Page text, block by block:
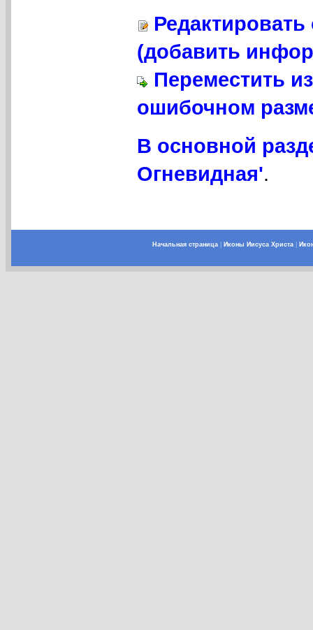
(добавить
Переместить
ошибочном
В основной
Огневидная'.
Начальная страница| Иконы Иисуса Христа|